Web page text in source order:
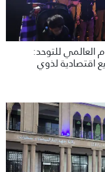
للتوحد:
اقتصادية لذوي